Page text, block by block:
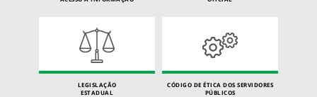
LEGISLAÇÃO
ESTADUAL
CÓDIGO DE ÉTICA DOS SERVIDORES
PÚBLICOS